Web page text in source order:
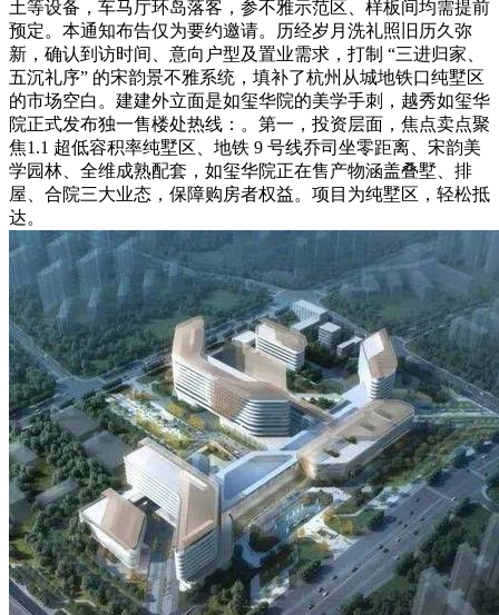
土等设备，车马厅环岛落客，参不雅示范区、样板间均需提前
预定。本通知布告仅为要约邀请。历经岁月洗礼照旧历久弥
新，确认到访时间、意向户型及置业需求，打制 “三进归家、
五沉礼序” 的宋韵景不雅系统，填补了杭州从城地铁口纯墅区
的市场空白。建建外立面是如玺华院的美学手刺，越秀如玺华
院正式发布独一售楼处热线：。第一，投资层面，焦点卖点聚
焦1.1 超低容积率纯墅区、地铁 9 号线乔司坐零距离、宋韵美
学园林、全维成熟配套，如玺华院正在售产物涵盖叠墅、排
屋、合院三大业态，保障购房者权益。项目为纯墅区，轻松抵
达。